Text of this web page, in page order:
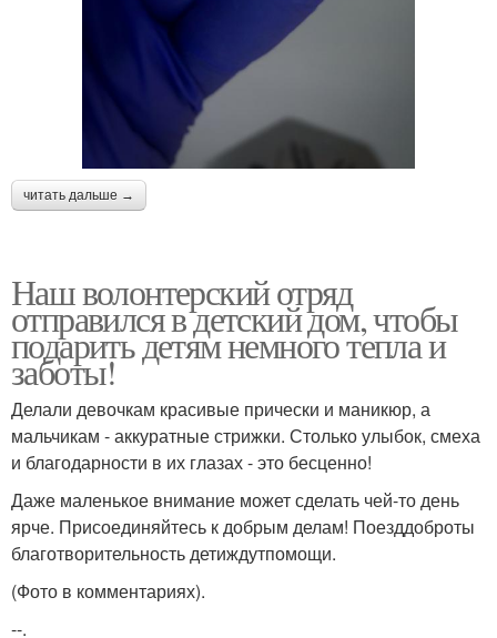
читать дальше →
Наш волонтерский отряд
отправился в детский дом, чтобы
подарить детям немного тепла и
заботы!
Делали девочкам красивые прически и маникюр, а
мальчикам - аккуратные стрижки. Столько улыбок, смеха
и благодарности в их глазах - это бесценно!
Даже маленькое внимание может сделать чей-то день
ярче. Присоединяйтесь к добрым делам! Поезддоброты
благотворительность детиждутпомощи.
(Фото в комментариях).
--.